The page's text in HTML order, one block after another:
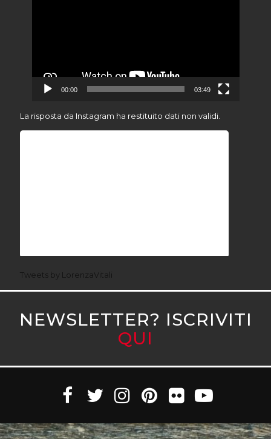
00:00 03:49
La risposta da Instagram ha restituito dati non validi.
Tweets by LorenzaVitali
NEWSLETTER? ISCRIVITI
QUI